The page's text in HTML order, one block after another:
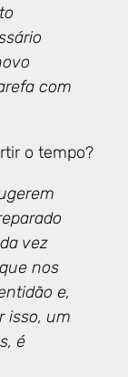
com
o tempo?
vez
nos
e,
isso, um
é